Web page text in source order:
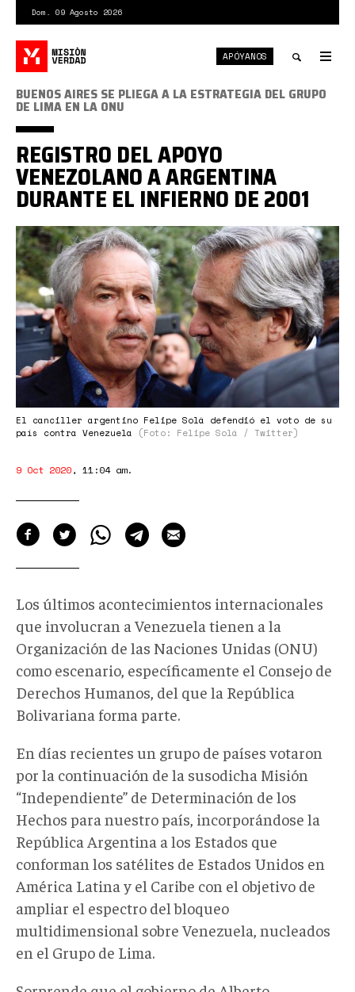
contenido
principal
Dom. 09 Agosto 2026
Toggle
APÓYANOS
solá
fernández.jpg
El canciller argentino Felipe Solá defendió el voto de su
país contra Venezuela
(Foto: Felipe Solá / Twitter)
BUENOS AIRES SE PLIEGA A LA ESTRATEGIA DEL GRUPO
DE LIMA EN LA ONU
REGISTRO DEL APOYO
VENEZOLANO A ARGENTINA
DURANTE EL INFIERNO DE 2001
9 Oct 2020, 11:04 am.
Los últimos acontecimientos internacionales
que involucran a Venezuela tienen a la
Organización de las Naciones Unidas (ONU)
como escenario, específicamente el Consejo de
Derechos Humanos, del que la República
Bolivariana forma parte.
En días recientes un grupo de países votaron
por la continuación de la susodicha Misión
“Independiente” de Determinación de los
Hechos para nuestro país, incorporándose la
República Argentina a los Estados que
conforman los satélites de Estados Unidos en
América Latina y el Caribe con el objetivo de
ampliar el espectro del bloqueo
multidimensional sobre Venezuela, nucleados
en el Grupo de Lima.